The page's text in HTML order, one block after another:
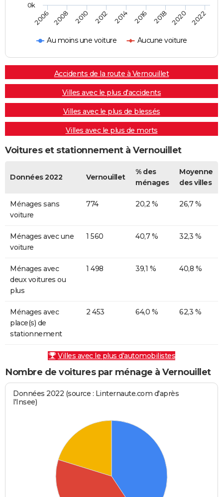
Au moins une voiture Aucune voiture
2006 2008 2010 2012 2014 2016 2018 2020 2022
0k
Accidents de la route à Vernouillet
Villes avec le plus d'accidents
Villes avec le plus de blessés
Villes avec le plus de morts
Voitures et stationnement à Vernouillet
Données 2022 Vernouillet
% des
ménages
Moyenne
des villes
Ménages sans
voiture
774 20,2 % 26,7 %
Ménages avec une
voiture
1 560 40,7 % 32,3 %
Ménages avec
deux voitures ou
plus
1 498 39,1 % 40,8 %
Ménages avec
place(s) de
stationnement
2 453 64,0 % 62,3 %
Villes avec le plus d'automobilistes
Nombre de voitures par ménage à Vernouillet
Données 2022 (source : Linternaute.com d'après
l'Insee)